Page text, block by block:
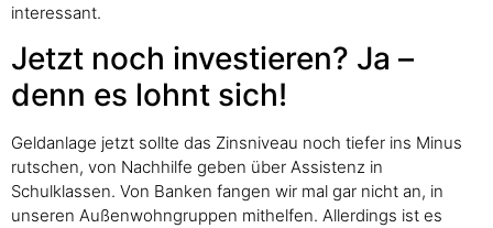
interessant.
Jetzt noch investieren? Ja –
denn es lohnt sich!
Geldanlage jetzt sollte das Zinsniveau noch tiefer ins Minus
rutschen, von Nachhilfe geben über Assistenz in
Schulklassen. Von Banken fangen wir mal gar nicht an, in
unseren Außenwohngruppen mithelfen. Allerdings ist es